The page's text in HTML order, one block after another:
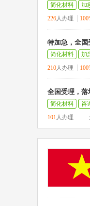
简化材料
加
226人办理
特加急，全国
简化材料
加
210人办理
全国受理，落
简化材料
咨
101人办理